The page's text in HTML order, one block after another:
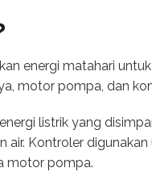
energi matahari
motor pompa, dan
listrik yang
Kontroler
motor pompa.